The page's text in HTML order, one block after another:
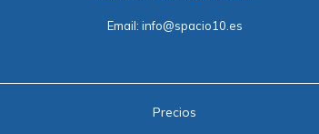
Email: info@spacio10.es
Precios